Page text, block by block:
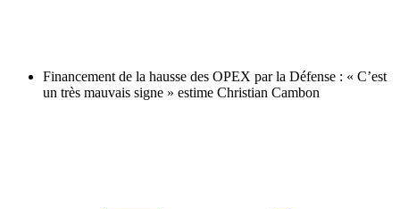
Financement de la hausse des OPEX par la Défense : « C’est
un très mauvais signe » estime Christian Cambon